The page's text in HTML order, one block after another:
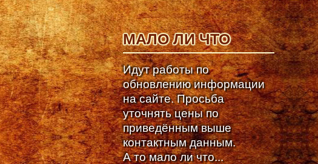
МАЛО ЛИ ЧТО
Идут работы по
обновлению информации
на сайте. Просьба
уточнять цены по
приведённым выше
контактным данным.
А то мало ли что...